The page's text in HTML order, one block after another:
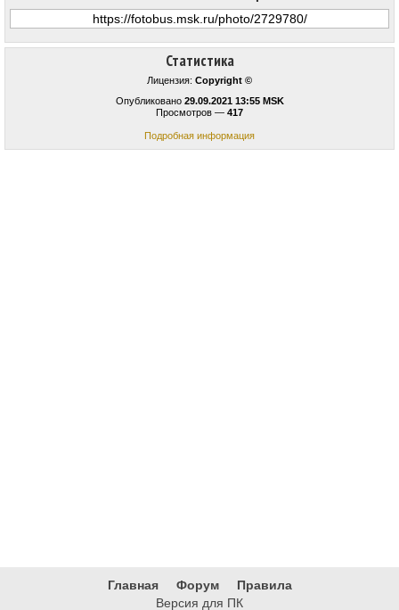
Статистика
Лицензия: Copyright ©
Опубликовано 29.09.2021 13:55 MSK
Просмотров — 417
Подробная информация
Главная Форум
Правила
Версия для ПК